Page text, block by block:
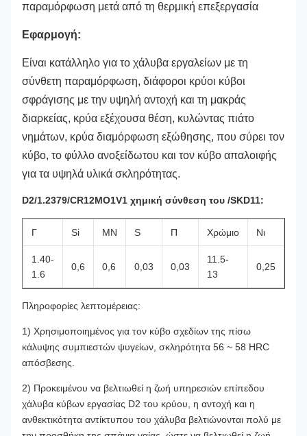
παραμόρφωση μετά από τη θερμική επεξεργασία
Εφαρμογή:
Είναι κατάλληλο για το χάλυβα εργαλείων με τη
σύνθετη παραμόρφωση, διάφοροι κρύοι κύβοι
σφράγισης με την υψηλή αντοχή και τη μακράς
διαρκείας, κρύα εξέχουσα θέση, κυλώντας πιάτο
νημάτων, κρύα διαμόρφωση εξώθησης, που σύρει τον
κύβο, το φύλλο ανοξείδωτου και τον κύβο απαλοιφής
για τα υψηλά υλικά σκληρότητας.
D2/1.2379/CR12MO1V1 χημική σύνθεση του /SKD11:
Γ Si ΜΝ S Π Χρώμιο Νι
1.40-
1.6
0,6 0,6 0,03 0,03
11.5-
13
0,25
Πληροφορίες λεπτομέρειας:
1) Χρησιμοποιημένος για τον κύβο σχεδίων της πίσω
κάλυψης συμπιεστών ψυγείων, σκληρότητα 56 ~ 58 HRC
απόσβεσης.
2) Προκειμένου να βελτιωθεί η ζωή υπηρεσιών επίπεδου
χάλυβα κύβων εργασίας D2 του κρύου, η αντοχή και η
ανθεκτικότητα αντίκτυπου του χάλυβα βελτιώνονται πολύ με